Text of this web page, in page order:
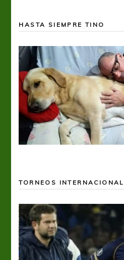
HASTA SIEMPRE TINO
TORNEOS